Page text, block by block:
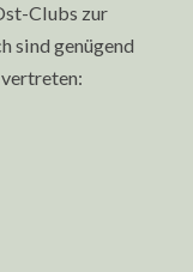
Clubs zur
sind genügend